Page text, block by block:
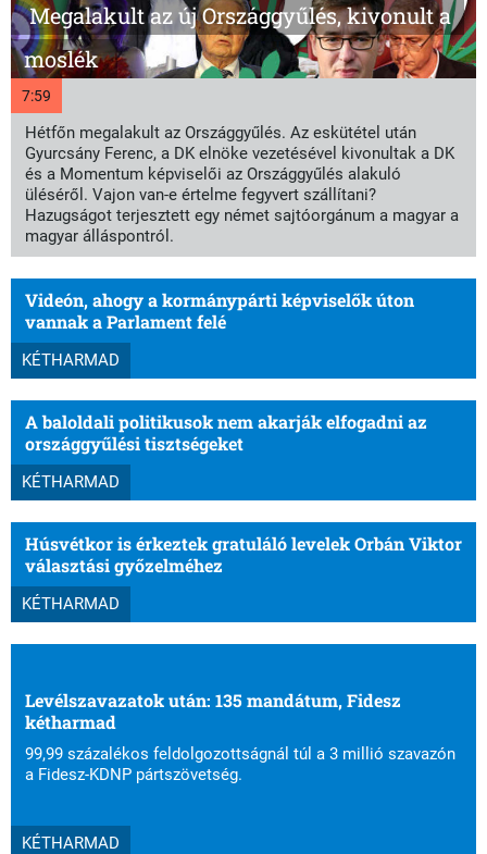
Megalakult az új Országgyűlés, kivonult a
moslék
7:59
Hétfőn megalakult az Országgyűlés. Az eskütétel után
Gyurcsány Ferenc, a DK elnöke vezetésével kivonultak a DK
és a Momentum képviselői az Országgyűlés alakuló
üléséről. Vajon van-e értelme fegyvert szállítani?
Hazugságot terjesztett egy német sajtóorgánum a magyar a
magyar álláspontról.
Videón, ahogy a kormánypárti képviselők úton
vannak a Parlament felé
KÉTHARMAD
A baloldali politikusok nem akarják elfogadni az
országgyűlési tisztségeket
KÉTHARMAD
Húsvétkor is érkeztek gratuláló levelek Orbán Viktor
választási győzelméhez
KÉTHARMAD
Levélszavazatok után: 135 mandátum, Fidesz
kétharmad
99,99 százalékos feldolgozottságnál túl a 3 millió szavazón
a Fidesz-KDNP pártszövetség.
KÉTHARMAD